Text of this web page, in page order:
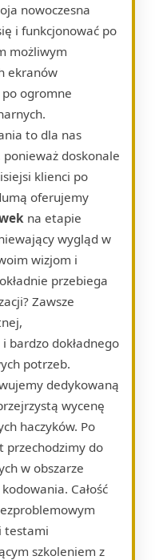
nowoczesna
i funkcjonować po
możliwym
ekranów
ogromne
to dla nas
doskonale
klienci po
oferujemy
na etapie
wygląd w
wizjom i
przebiega
Zawsze
bardzo dokładnego
potrzeb.
dedykowaną
wycenę
haczyków. Po
przechodzimy do
w obszarze
Całość
testami
szkoleniem z